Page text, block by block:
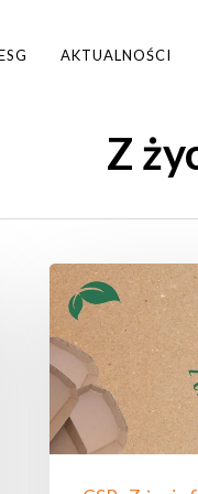
AKTUALNOŚCI
Z
PLASTIK
W NASZYCH